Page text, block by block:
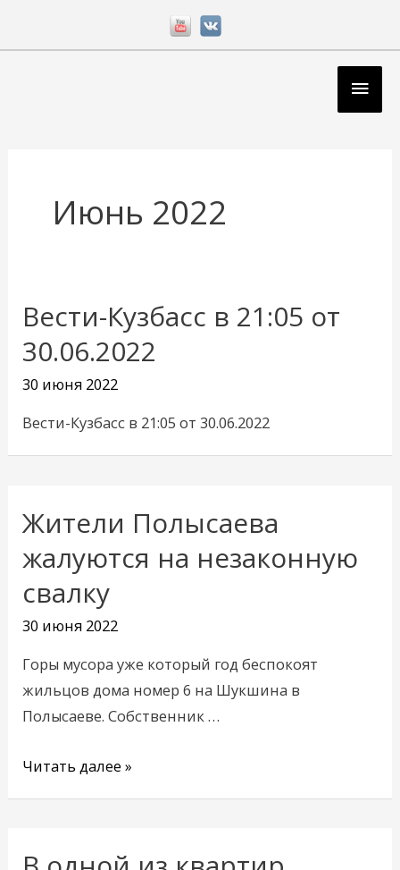
Июнь 2022
Вести-Кузбасс в 21:05 от
30.06.2022
30 июня 2022
Вести-Кузбасс в 21:05 от 30.06.2022
Жители Полысаева
жалуются на незаконную
свалку
30 июня 2022
Горы мусора уже который год беспокоят
жильцов дома номер 6 на Шукшина в
Полысаеве. Собственник …
Жители
жалуются
на
незаконную
Читать далее »
В